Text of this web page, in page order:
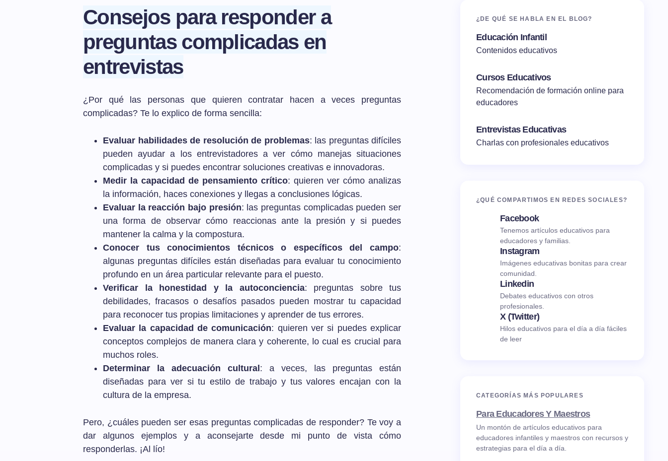
Consejos para responder a
preguntas complicadas en
entrevistas
¿Por qué las personas que quieren contratar hacen a veces preguntas
complicadas? Te lo explico de forma sencilla:
Evaluar habilidades de resolución de problemas: las preguntas difíciles
pueden ayudar a los entrevistadores a ver cómo manejas situaciones
complicadas y si puedes encontrar soluciones creativas e innovadoras.
Medir la capacidad de pensamiento crítico: quieren ver cómo analizas
la información, haces conexiones y llegas a conclusiones lógicas.
Evaluar la reacción bajo presión: las preguntas complicadas pueden ser
una forma de observar cómo reaccionas ante la presión y si puedes
mantener la calma y la compostura.
Conocer tus conocimientos técnicos o específicos del campo:
algunas preguntas difíciles están diseñadas para evaluar tu conocimiento
profundo en un área particular relevante para el puesto.
Verificar la honestidad y la autoconciencia: preguntas sobre tus
debilidades, fracasos o desafíos pasados pueden mostrar tu capacidad
para reconocer tus propias limitaciones y aprender de tus errores.
Evaluar la capacidad de comunicación: quieren ver si puedes explicar
conceptos complejos de manera clara y coherente, lo cual es crucial para
muchos roles.
Determinar la adecuación cultural : a veces, las preguntas están
diseñadas para ver si tu estilo de trabajo y tus valores encajan con la
cultura de la empresa.
Pero, ¿cuáles pueden ser esas preguntas complicadas de responder? Te voy a
dar algunos ejemplos y a aconsejarte desde mi punto de vista cómo
responderlas. ¡Al lío!
¿DE QUÉ SE HABLA EN EL BLOG?
Educación Infantil
Contenidos educativos
Cursos Educativos
Recomendación de formación online para
educadores
Entrevistas Educativas
Charlas con profesionales educativos
¿QUÉ COMPARTIMOS EN REDES SOCIALES?
Facebook
Tenemos artículos educativos para
educadores y familias.
Instagram
Imágenes educativas bonitas para crear
comunidad.
Linkedin
Debates educativos con otros
profesionales.
X (Twitter)
Hilos educativos para el día a día fáciles
de leer
CATEGORÍAS MÁS POPULARES
Para Educadores Y Maestros
Un montón de artículos educativos para
educadores infantiles y maestros con recursos y
estrategias para el día a día.